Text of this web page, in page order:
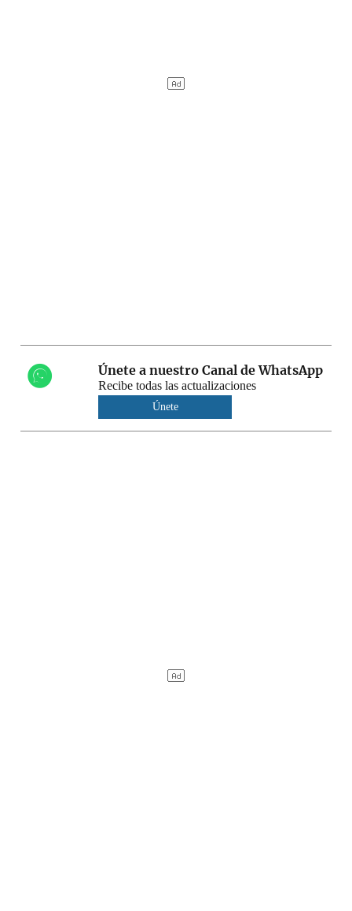
Únete a nuestro Canal de WhatsApp
Recibe todas las actualizaciones
Únete